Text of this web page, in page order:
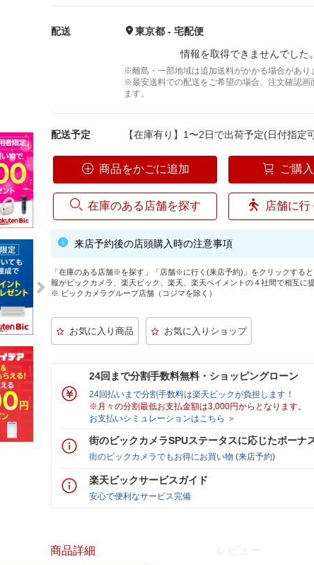
配送
東京都 - 宅配便
情報を取得できませんでし
※離島・一部地域は追加送料がかかる場合があり
※最安送料での配送をご希望の場合、注文確認
ます。
配送予定 【在庫有り】1〜2日で出荷予定(日付指定
商品をかごに追加 ご購
在庫のある店舗を探す 店舗に
来店予約後の店頭購入時の注意事項
「在庫のある店舗※を探す」「店舗※に行く(来店予約)」をクリックする
報がビックカメラ、楽天ビック、楽天、楽天ペイメントの４社間で相互に
※ ビックカメラグループ店舗（コジマを除く）
24回まで分割手数料無料・ショッピングローン
24回払いまで分割手数料は楽天ビックが負担します！
※月々の分割最低お支払金額は3,000円からとなります。
お支払いシミュレーションはこちら ＞
街のビックカメラSPUステータスに応じたボーナ
街のビックカメラでもお得にお買い物 (来店予約)
楽天ビックサービスガイド
安心で便利なサービス完備
商品詳細